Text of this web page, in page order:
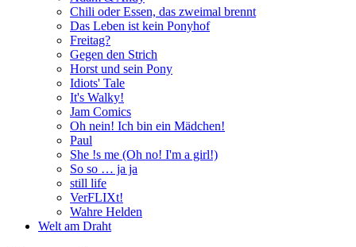
Chili oder Essen, das zweimal brennt
Das Leben ist kein Ponyhof
Freitag?
Gegen den Strich
Horst und sein Pony
Idiots' Tale
It's Walky!
Jam Comics
Oh nein! Ich bin ein Mädchen!
Paul
She !s me (Oh no! I'm a girl!)
So so … ja ja
still life
VerFLIXt!
Wahre Helden
Welt am Draht